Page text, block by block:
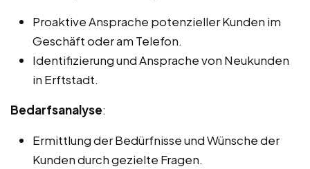
Proaktive Ansprache potenzieller Kunden im
Geschäft oder am Telefon.
Identifizierung und Ansprache von Neukunden
in Erftstadt.
Bedarfsanalyse:
Ermittlung der Bedürfnisse und Wünsche der
Kunden durch gezielte Fragen.